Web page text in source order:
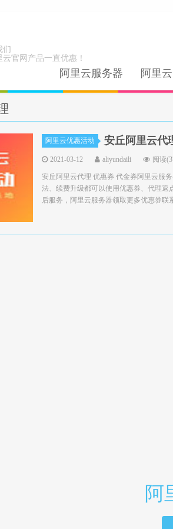
们
云官网产品一直优惠！
阿里云服务器 阿里
阿里云优惠活动 安丘阿里云代
2021-03-12 aliyundaili 阅读
安丘阿里云代理 优惠券 代金券阿里云服
法、续费升级都可以使用优惠券、代理返
后服务，阿里云服务器领取更多优惠券联
阿